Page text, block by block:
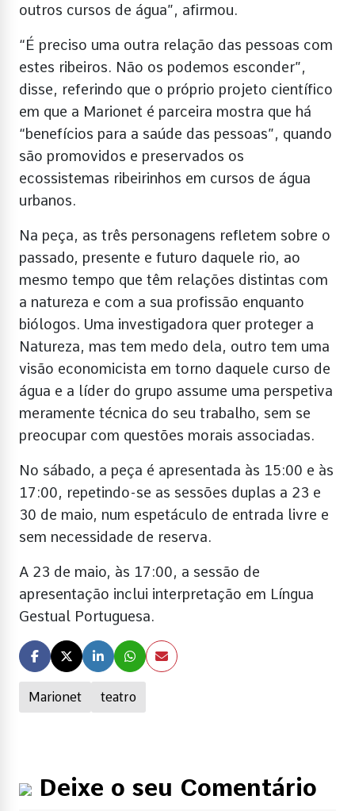
Marionet teatro
outros cursos de água”, afirmou.
“É preciso uma outra relação das pessoas com
estes ribeiros. Não os podemos esconder”,
disse, referindo que o próprio projeto científico
em que a Marionet é parceira mostra que há
“benefícios para a saúde das pessoas”, quando
são promovidos e preservados os
ecossistemas ribeirinhos em cursos de água
urbanos.
Na peça, as três personagens refletem sobre o
passado, presente e futuro daquele rio, ao
mesmo tempo que têm relações distintas com
a natureza e com a sua profissão enquanto
biólogos. Uma investigadora quer proteger a
Natureza, mas tem medo dela, outro tem uma
visão economicista em torno daquele curso de
água e a líder do grupo assume uma perspetiva
meramente técnica do seu trabalho, sem se
preocupar com questões morais associadas.
No sábado, a peça é apresentada às 15:00 e às
17:00, repetindo-se as sessões duplas a 23 e
30 de maio, num espetáculo de entrada livre e
sem necessidade de reserva.
A 23 de maio, às 17:00, a sessão de
apresentação inclui interpretação em Língua
Gestual Portuguesa.
Deixe o seu Comentário